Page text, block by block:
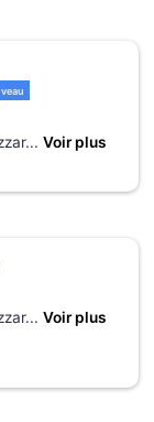
... Voir plus
... Voir plus